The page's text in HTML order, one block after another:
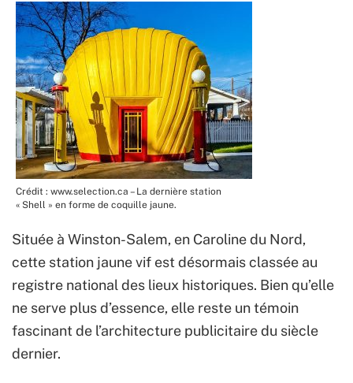
Crédit : www.selection.ca – La dernière station
« Shell » en forme de coquille jaune.
Située à Winston-Salem, en Caroline du Nord,
cette station jaune vif est désormais classée au
registre national des lieux historiques. Bien qu’elle
ne serve plus d’essence, elle reste un témoin
fascinant de l’architecture publicitaire du siècle
dernier.